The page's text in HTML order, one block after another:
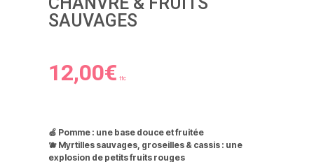
SAUVAGES
12,00€ ttc
🍏 Pomme : une base douce et fruitée
🫐 Myrtilles sauvages, groseilles & cassis : une
explosion de petits fruits rouges